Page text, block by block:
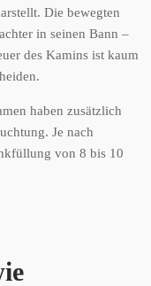
Die bewegten
in seinen Bann –
des Kamins ist kaum
haben zusätzlich
Je nach
von 8 bis 10